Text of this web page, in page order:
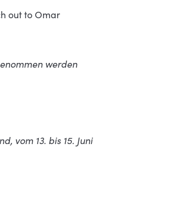
out to Omar
werden
vom 13. bis 15. Juni